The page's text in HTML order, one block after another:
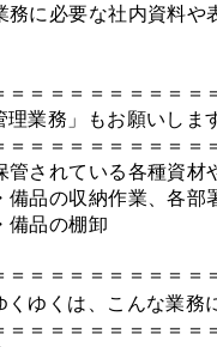
に必要な社内資料や
＝＝＝＝＝＝＝＝＝
業務」もお願いしま
＝＝＝＝＝＝＝＝＝
されている各種資材
品の収納作業、各部
品の棚卸
＝＝＝＝＝＝＝＝＝＝
くゆくは、こんな業
＝＝＝＝＝＝＝＝＝＝